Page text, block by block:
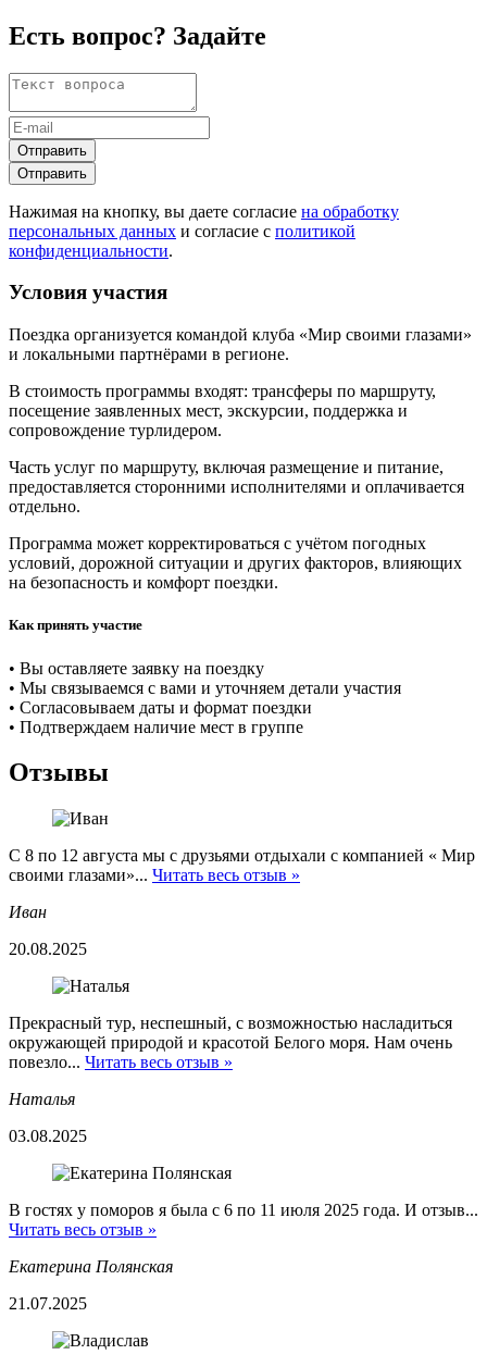
Есть вопрос? Задайте
Отправить
Отправить
Нажимая на кнопку, вы даете согласие на обработку
персональных данных и согласие с политикой
конфиденциальности.
Условия участия
Поездка организуется командой клуба «Мир своими глазами»
и локальными партнёрами в регионе.
В стоимость программы входят: трансферы по маршруту,
посещение заявленных мест, экскурсии, поддержка и
сопровождение турлидером.
Часть услуг по маршруту, включая размещение и питание,
предоставляется сторонними исполнителями и оплачивается
отдельно.
Программа может корректироваться с учётом погодных
условий, дорожной ситуации и других факторов, влияющих
на безопасность и комфорт поездки.
Как принять участие
• Вы оставляете заявку на поездку
• Мы связываемся с вами и уточняем детали участия
• Согласовываем даты и формат поездки
• Подтверждаем наличие мест в группе
Отзывы
С 8 по 12 августа мы с друзьями отдыхали с компанией « Мир
своими глазами»... Читать весь отзыв »
Иван
20.08.2025
Прекрасный тур, неспешный, с возможностью насладиться
окружающей природой и красотой Белого моря. Нам очень
повезло... Читать весь отзыв »
Наталья
03.08.2025
В гостях у поморов я была с 6 по 11 июля 2025 года. И отзыв...
Читать весь отзыв »
Екатерина Полянская
21.07.2025